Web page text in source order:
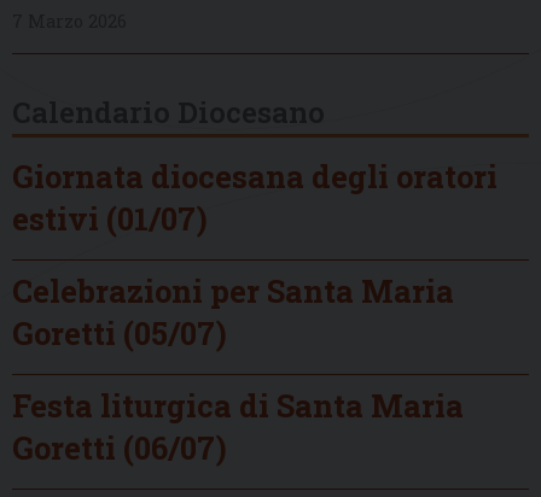
Giornata diocesana degli oratori
estivi (01/07)
Celebrazioni per Santa Maria
Goretti (05/07)
Festa liturgica di Santa Maria
Goretti (06/07)